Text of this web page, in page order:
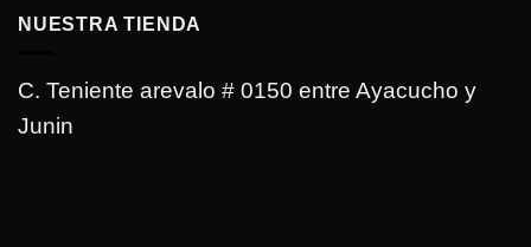
NUESTRA TIENDA
C. Teniente arevalo # 0150 entre Ayacucho y
Junin